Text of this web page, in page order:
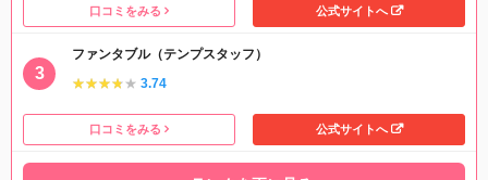
口コミをみる 公式サイトへ
ファンタブル（テンプスタッフ）
★★★★★
★★★★★ 3.74
口コミをみる 公式サイトへ